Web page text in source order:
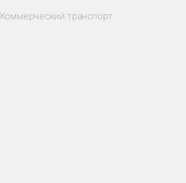
Коммерческий транспорт